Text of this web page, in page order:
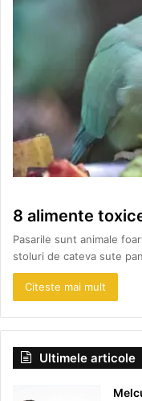
8 alimente
Pasarile sunt animale
stoluri de cateva sute
Citeste mai mult
Ultimele articole